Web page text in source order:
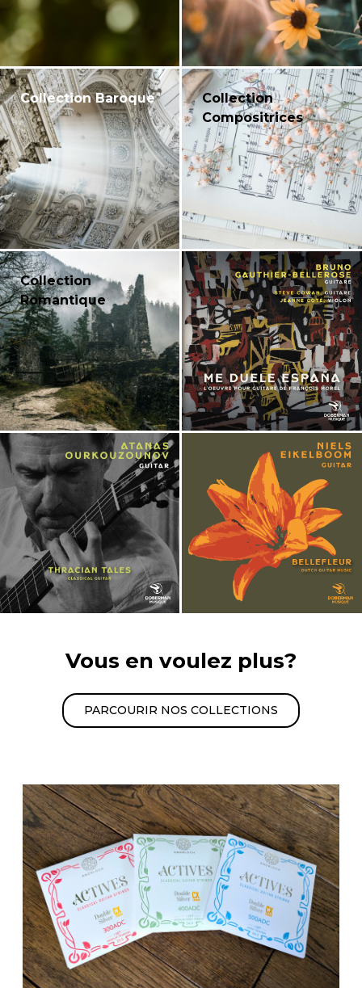
Collection Baroque
Collection
Compositrices
Collection
Romantique
Vous en voulez plus?
PARCOURIR NOS COLLECTIONS